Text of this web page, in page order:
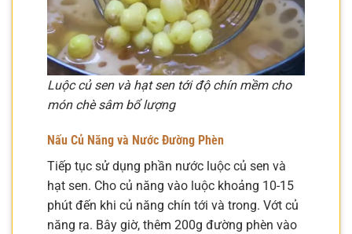
Luộc củ sen và hạt sen tới độ chín mềm cho
món chè sâm bổ lượng
Nấu Củ Năng và Nước Đường Phèn
Tiếp tục sử dụng phần nước luộc củ sen và
hạt sen. Cho củ năng vào luộc khoảng 10-15
phút đến khi củ năng chín tới và trong. Vớt củ
năng ra. Bây giờ, thêm 200g đường phèn vào